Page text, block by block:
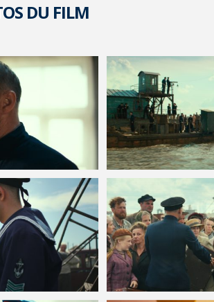
DU FILM
FORMAT VOIR LA
FORMAT VOIR LA